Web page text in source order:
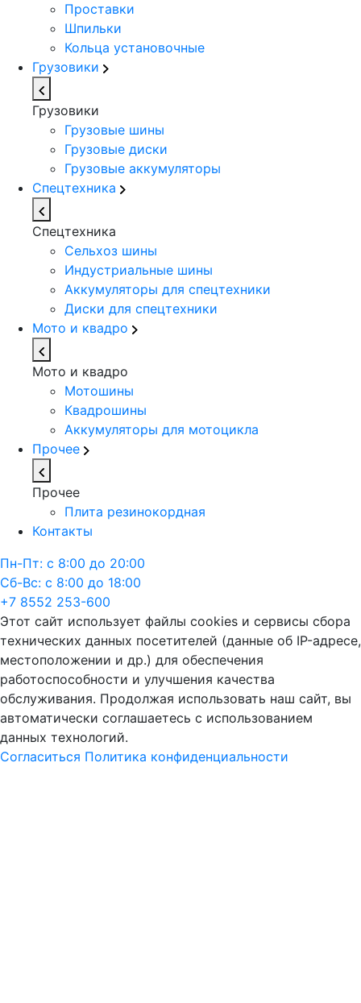
Проставки
Шпильки
Кольца установочные
Грузовики
Грузовики
Грузовые шины
Грузовые диски
Грузовые аккумуляторы
Спецтехника
Спецтехника
Сельхоз шины
Индустриальные шины
Аккумуляторы для спецтехники
Диски для спецтехники
Мото и квадро
Мото и квадро
Мотошины
Квадрошины
Аккумуляторы для мотоцикла
Прочее
Прочее
Плита резинокордная
Контакты
Пн-Пт: с 8:00 до 20:00
Сб-Вс: с 8:00 до 18:00
+7 8552 253-600
Этот сайт использует файлы cookies и сервисы сбора
технических данных посетителей (данные об IP-адресе,
местоположении и др.) для обеспечения
работоспособности и улучшения качества
обслуживания. Продолжая использовать наш сайт, вы
автоматически соглашаетесь с использованием
данных технологий.
Согласиться Политика конфиденциальности